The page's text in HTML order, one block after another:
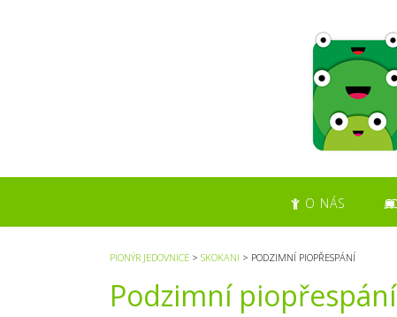
n
O NÁS
PIONÝR JEDOVNICE > SKOKANI > PODZIMNÍ PIOPŘESPÁNÍ
Podzimní piopřespání